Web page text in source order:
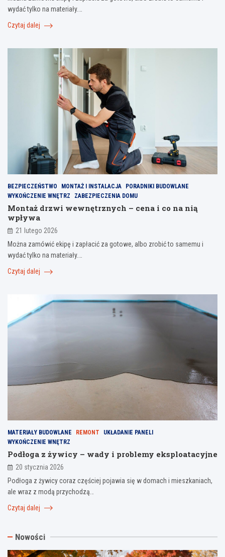
wydać tylko na materiały.…
Czytaj dalej
BEZPIECZEŃSTWO MONTAŻ I INSTALACJA
PORADNIKI BUDOWLANE
WYKOŃCZENIE WNĘTRZ
ZABEZPIECZENIA DOMU
Montaż drzwi wewnętrznych – cena i co na nią
wpływa
21 lutego 2026
Można zamówić ekipę i zapłacić za gotowe, albo zrobić to samemu i
wydać tylko na materiały.…
Czytaj dalej
MATERIAŁY BUDOWLANE REMONT
UKŁADANIE PANELI
WYKOŃCZENIE WNĘTRZ
Podłoga z żywicy – wady i problemy eksploatacyjne
20 stycznia 2026
Podłoga z żywicy coraz częściej pojawia się w domach i mieszkaniach,
ale wraz z modą przychodzą…
Czytaj dalej
Nowości